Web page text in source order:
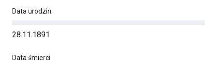
Data urodzin
28.11.1891
Data śmierci